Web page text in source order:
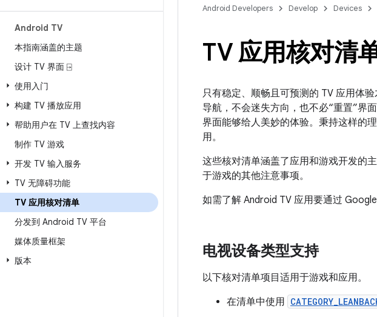
Android TV
本指南涵盖的主题
设计 TV 界面 ⍈
使用入门
构建 TV 播放应用
帮助用户在 TV 上查找内容
制作 TV 游戏
开发 TV 输入服务
TV 无障碍功能
TV 应用核对清单
分发到 Android TV 平台
媒体质量框架
版本
Android Developers Develop Devices
TV 应用核对清
只有稳定、顺畅且可预测的 TV 应用体
导航，不会迷失方向，也不必“重置”界
界面能够给人美妙的体验。秉持这样的
用。
这些核对清单涵盖了应用和游戏开发的
于游戏的其他注意事项。
如需了解 Android TV 应用要通过
电视设备类型支持
以下核对清单项目适用于游戏和应用。
在清单中使用